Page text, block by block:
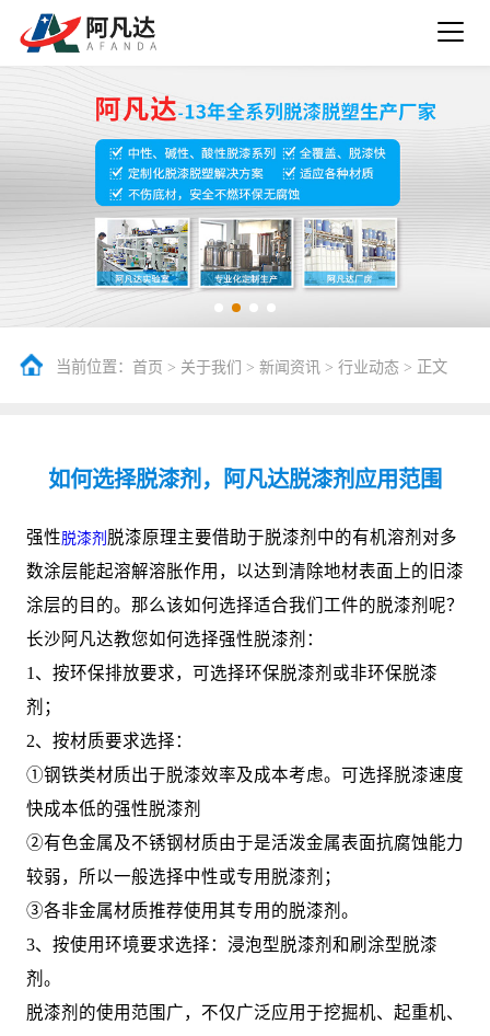
当前位置： 首页 > 关于我们 > 新闻资讯 > 行业动态> 正文
如何选择脱漆剂，阿凡达脱漆剂应用范围
强性脱漆剂 脱漆原理主要借助于脱漆剂中的有机溶剂对多
数涂层能起溶解溶胀作用，以达到清除地材表面上的旧漆
涂层的目的。那么该如何选择适合我们工件的脱漆剂呢？
长沙阿凡达教您如何选择强性脱漆剂：
1、按环保排放要求，可选择环保脱漆剂或非环保脱漆
剂；
2、按材质要求选择：
①钢铁类材质出于脱漆效率及成本考虑。可选择脱漆速度
快成本低的强性脱漆剂
②有色金属及不锈钢材质由于是活泼金属表面抗腐蚀能力
较弱，所以一般选择中性或专用脱漆剂；
③各非金属材质推荐使用其专用的脱漆剂。
3、按使用环境要求选择：浸泡型脱漆剂和刷涂型脱漆
剂。
脱漆剂的使用范围广，不仅广泛应用于挖掘机、起重机、